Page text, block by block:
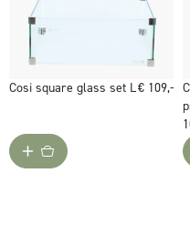
De Cosiloft 100 lounge
regelaar met gasslang, 4
Cosi square glass set L€ 109,-